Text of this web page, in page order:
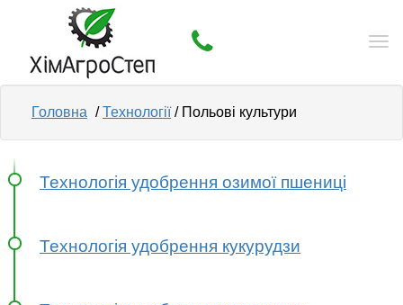
Головна /Технології/ Польові культури
Технологія удобрення озимої пшениці
Технологія удобрення кукурудзи